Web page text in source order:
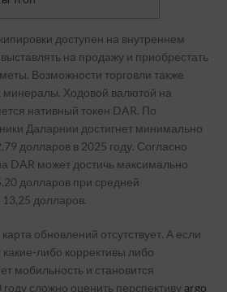
доступен на внутреннем
выставлять на продажу и приобрестать
Возможности торговли также
минералы. Ходовой валютой на
нативный токен DAR. По
Даларнии достигнет минимально
долларов в 2025 году. Согласно
DAR может достичь максимально
долларов при средней
долларов.
обновлений отсутствует. А если
какие-либо коррективы либо
мобильность и становится
сложно оценить перспективу argo